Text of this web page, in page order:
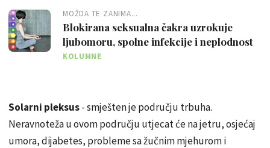
MOŽDA TE ZANIMA...
Blokirana seksualna čakra uzrokuje
ljubomoru, spolne infekcije i neplodnost
KOLUMNE
Solarni pleksus- smješten je području trbuha.
Neravnoteža u ovom području utjecat će na jetru, osjećaj
umora, dijabetes, probleme sa žučnim mjehurom i